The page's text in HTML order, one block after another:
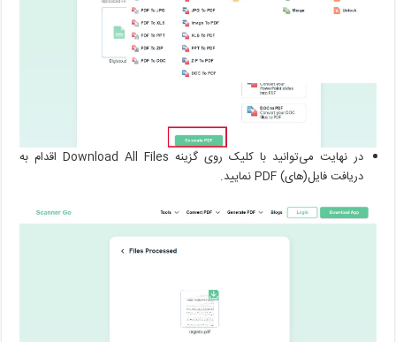
در نهایت می‌توانید با کلیک روی گزینه Download All Files اقدام به
دریافت فایل(های) PDF نمایید.